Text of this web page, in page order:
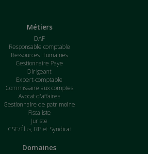
Métiers
DAF
Responsable comptable
Ressources Humaines
Gestionnaire Paye
Dirigeant
Expert-comptable
Commissaire aux comptes
Avocat d'affaires
Gestionnaire de patrimoine
Fiscaliste
Juriste
CSE/Élus, RP et Syndicat
Domaines